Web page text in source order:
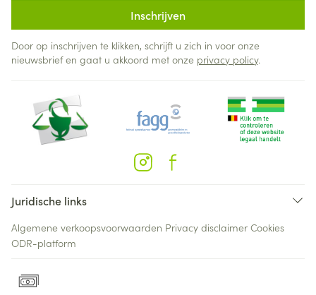
Inschrijven
Door op inschrijven te klikken, schrijft u zich in voor onze
nieuwsbrief en gaat u akkoord met onze privacy policy.
Juridische links
Algemene verkoopsvoorwaarden Privacy disclaimer Cookies
ODR-platform